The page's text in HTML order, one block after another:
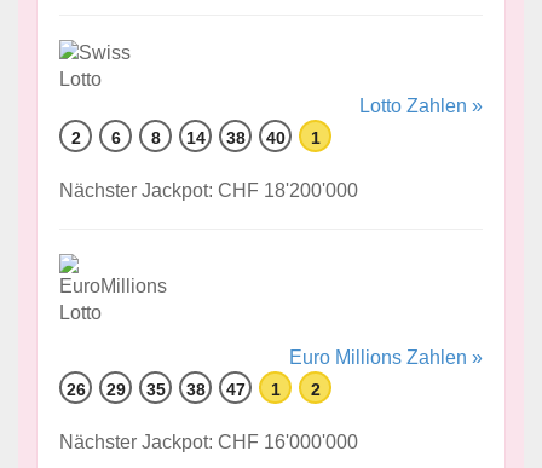
Lotto Zahlen »
2 6 8 14 38 40 1
Nächster Jackpot: CHF 18'200'000
Euro Millions Zahlen »
26 29 35 38 47 1 2
Nächster Jackpot: CHF 16'000'000